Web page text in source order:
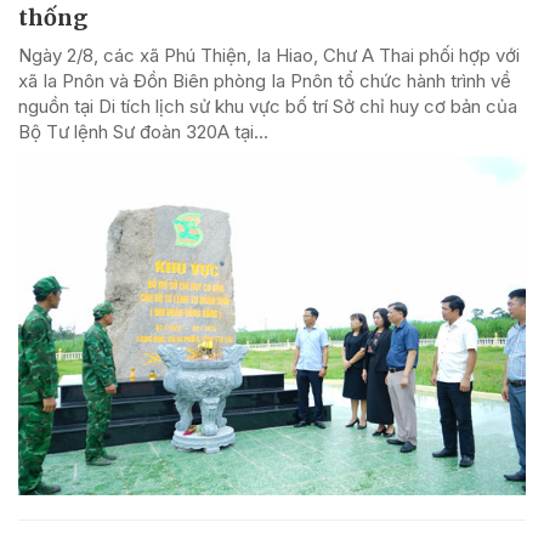
thống
Ngày 2/8, các xã Phú Thiện, Ia Hiao, Chư A Thai phối hợp với
xã Ia Pnôn và Đồn Biên phòng Ia Pnôn tổ chức hành trình về
nguồn tại Di tích lịch sử khu vực bố trí Sở chỉ huy cơ bản của
Bộ Tư lệnh Sư đoàn 320A tại...